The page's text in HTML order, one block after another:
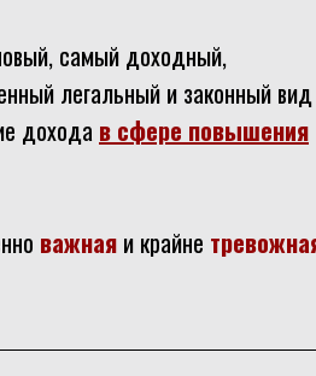
самый доходный,
легальный и законный вид
дохода в сфере повышения
важная и крайне